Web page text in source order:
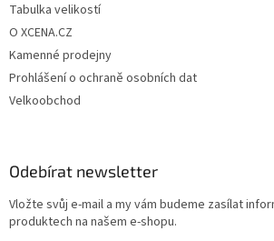
Tabulka velikostí
O XCENA.CZ
Kamenné prodejny
Prohlášení o ochraně osobních dat
Velkoobchod
Odebírat newsletter
Vložte svůj e-mail a my vám budeme zasílat
produktech na našem e-shopu.